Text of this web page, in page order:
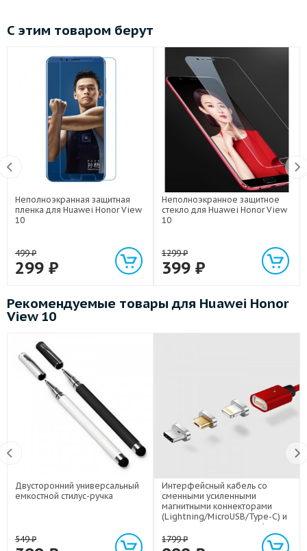
С этим товаром берут
Неполноэкранная защитная
пленка для Huawei Honor View
10
499₽
299 ₽
Неполноэкранное защитное
стекло для Huawei Honor View
10
1299₽
399 ₽
Рекомендуемые товары для Huawei Honor
View 10
Двусторонний универсальный
емкостной стилус-ручка
549₽
Интерфейсный кабель со
сменными усиленными
магнитными коннекторами
(Lightning/MicroUSB/Type-C) и
световым индикатором 1м
1799₽